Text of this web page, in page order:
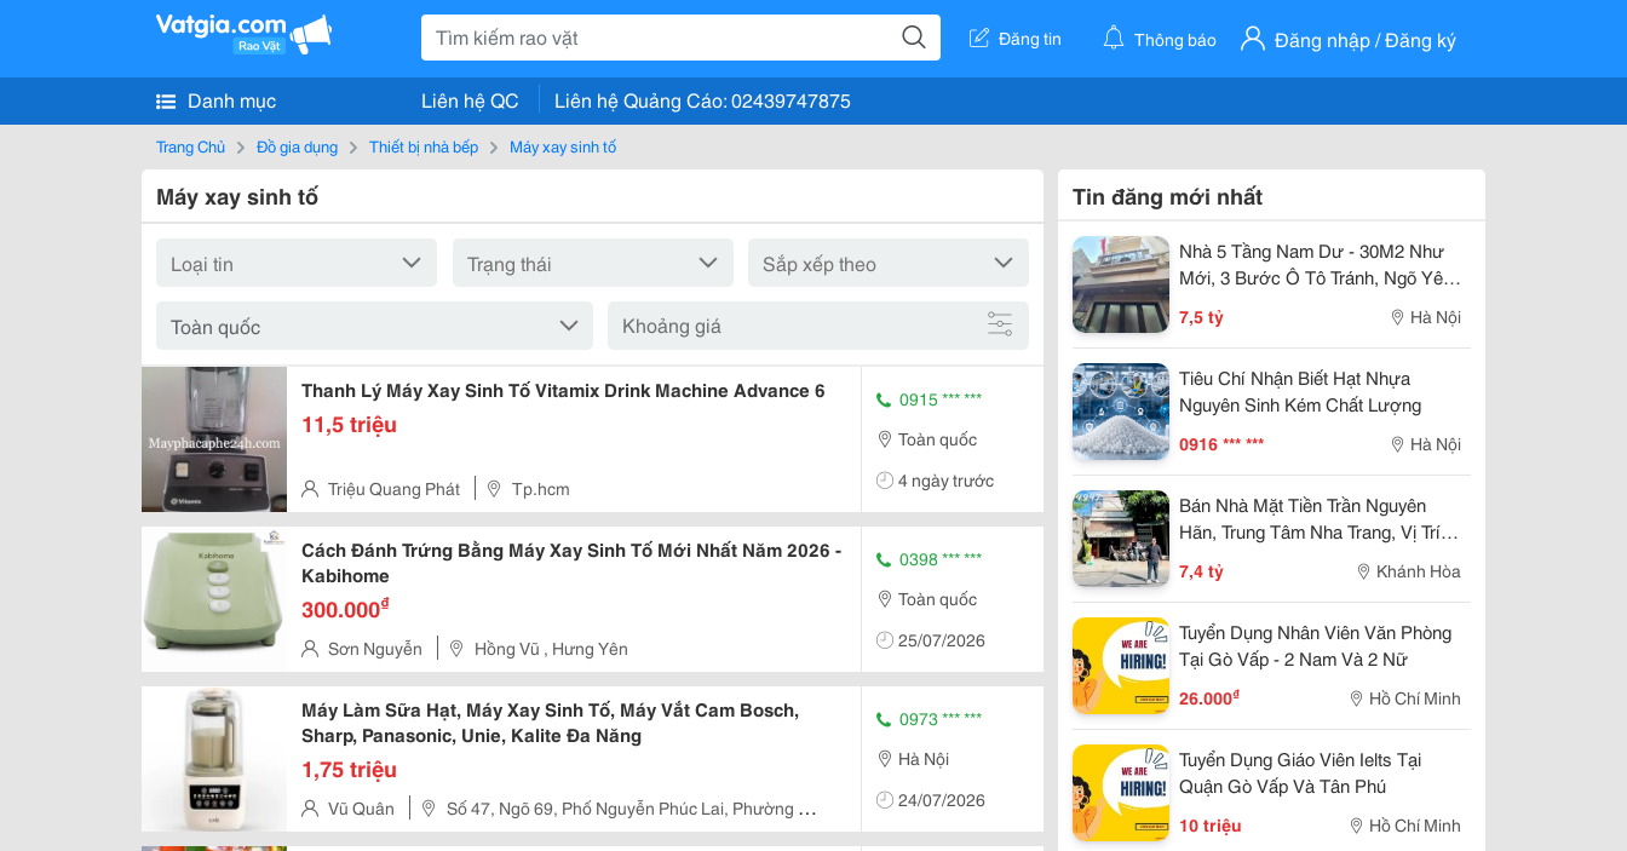
Đăng tin Thông báo Đăng nhập / Đăng ký
Danh mục Liên hệ QC Liên hệ Quảng Cáo: 02439747875
Trang Chủ Đồ gia dụng Thiết bị nhà bếp Máy xay sinh tố
Máy xay sinh tố
Khoảng giá
Thanh Lý Máy Xay Sinh Tố Vitamix Drink Machine Advance 6
11,5 triệu
Triệu Quang Phát Tp.hcm
0915 *** ***
Toàn quốc
4 ngày trước
Cách Đánh Trứng Bằng Máy Xay Sinh Tố Mới Nhất Năm 2026 -
Kabihome
300.000₫
Sơn Nguyễn Hồng Vũ , Hưng Yên
0398 *** ***
Toàn quốc
25/07/2026
Máy Làm Sữa Hạt, Máy Xay Sinh Tố, Máy Vắt Cam Bosch,
Sharp, Panasonic, Unie, Kalite Đa Năng
1,75 triệu
Vũ Quân
Số 47, Ngõ 69, Phố Nguyễn Phúc Lai, Phường Ô
Chợ Dừa, Quận Đống Đa, Thành Phố Hà Nội
0973 *** ***
Hà Nội
24/07/2026
Tin đăng mới nhất
Nhà 5 Tầng Nam Dư - 30M2 Như
Mới, 3 Bước Ô Tô Tránh, Ngõ Yên
Tĩnh - An Cư Lý Tưởng - Giá 7,5 Tỷ
7,5 tỷ Hà Nội
Tiêu Chí Nhận Biết Hạt Nhựa
Nguyên Sinh Kém Chất Lượng
0916 *** *** Hà Nội
Bán Nhà Mặt Tiền Trần Nguyên
Hãn, Trung Tâm Nha Trang, Vị Trí
Kinh Doanh Đẹp, Giá 7,4 Tỷ
7,4 tỷ Khánh Hòa
Tuyển Dụng Nhân Viên Văn Phòng
Tại Gò Vấp - 2 Nam Và 2 Nữ
26.000₫ Hồ Chí Minh
Tuyển Dụng Giáo Viên Ielts Tại
Quận Gò Vấp Và Tân Phú
10 triệu Hồ Chí Minh